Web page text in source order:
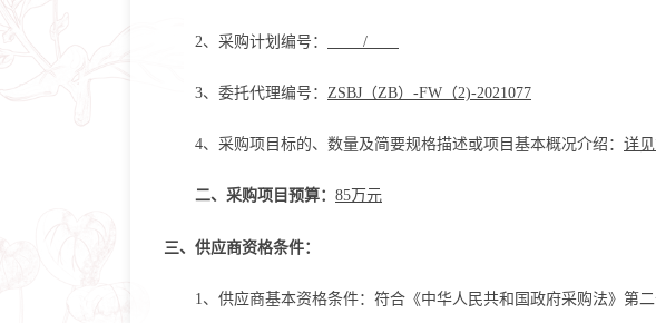
2、采购计划编号： /
3、委托代理编号： ZSBJ（ZB）-FW（2)-2021077
4、采购项目标的、数量及简要规格描述或项目基本概况介绍： 详
二、采购项目预算： 85万元
三、供应商资格条件：
1、供应商基本资格条件：符合《中华人民共和国政府采购法》第